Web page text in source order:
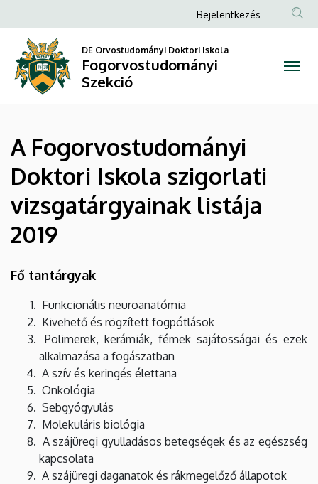
Fogorvostudományi
Doktori
Iskola
vizsgatárgyainak
listája
2019
Fogorvostudományi
Szekció
a
tartalomra
Anonim
fiók
menüje
Bejelentkezés
DE Orvostudományi Doktori Iskola
Fogorvostudományi
Szekció
A Fogorvostudományi
Doktori Iskola szigorlati
vizsgatárgyainak listája
2019
Fő tantárgyak
Funkcionális neuroanatómia
Kivehető és rögzített fogpótlások
Polimerek, kerámiák, fémek sajátosságai és ezek
alkalmazása a fogászatban
A szív és keringés élettana
Onkológia
Sebgyógyulás
Molekuláris biológia
A szájüregi gyulladásos betegségek és az egészség
kapcsolata
A szájüregi daganatok és rákmegelőző állapotok